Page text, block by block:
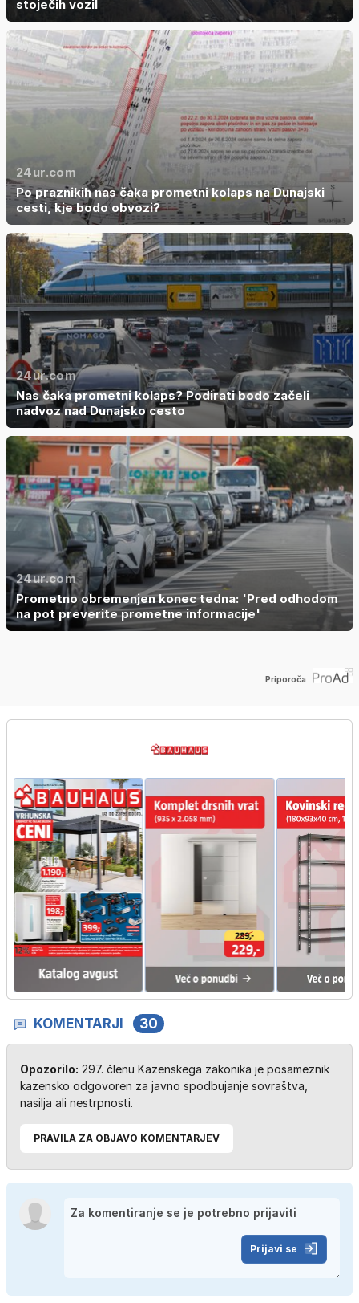
stoječih vozil
24ur.com
Po praznikih nas čaka prometni kolaps na Dunajski
cesti, kje bodo obvozi?
24ur.com
Nas čaka prometni kolaps? Podirati bodo začeli
nadvoz nad Dunajsko cesto
24ur.com
Prometno obremenjen konec tedna: 'Pred odhodom
na pot preverite prometne informacije'
Priporoča
KOMENTARJI 30
Opozorilo: 297. členu Kazenskega zakonika je posameznik
kazensko odgovoren za javno spodbujanje sovraštva,
nasilja ali nestrpnosti.
PRAVILA ZA OBJAVO KOMENTARJEV
Prijavi se